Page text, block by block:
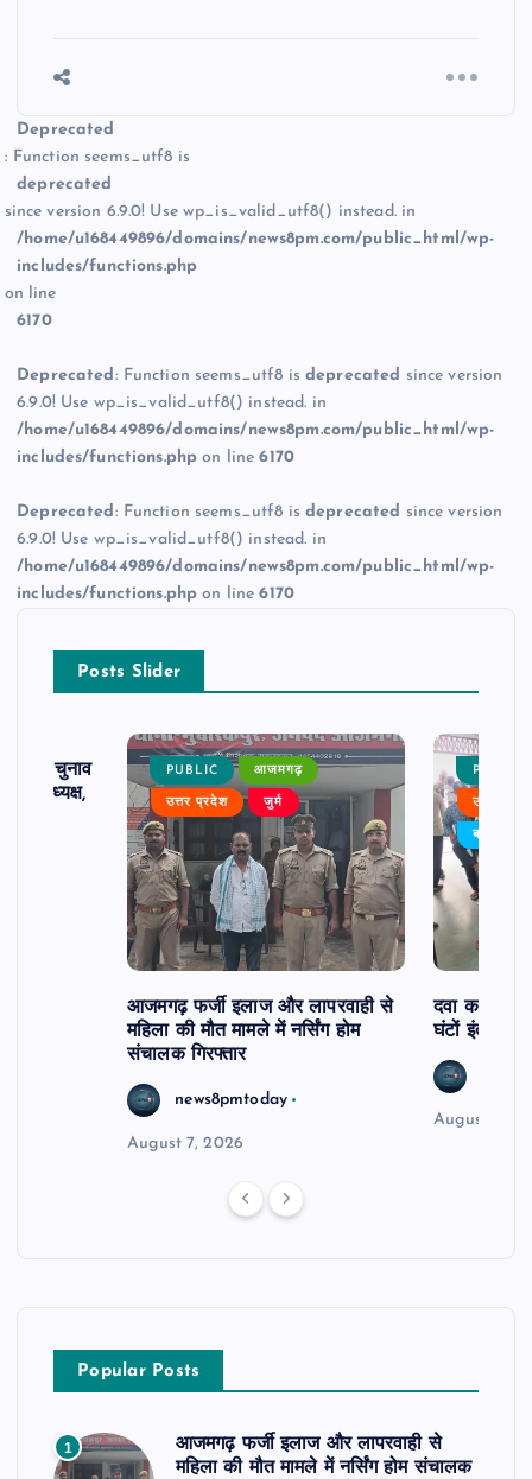
Deprecated
: Function seems_utf8 is
deprecated
since version 6.9.0! Use wp_is_valid_utf8() instead. in
/home/u168449896/domains/news8pm.com/public_html/wp-
includes/functions.php
on line
6170
Deprecated : Function seems_utf8 isdeprecated since version
6.9.0! Use wp_is_valid_utf8() instead. in
/home/u168449896/domains/news8pm.com/public_html/wp-
includes/functions.php on line6170
Deprecated : Function seems_utf8 isdeprecated since version
6.9.0! Use wp_is_valid_utf8() instead. in
/home/u168449896/domains/news8pm.com/public_html/wp-
includes/functions.php on line6170
Posts Slider
का चुनाव
बने अध्यक्ष,
PUBLIC आजमगढ़
उत्तर प्रदेश जुर्म
आजमगढ़ फर्जी इलाज और लापरवाही से
महिला की मौत मामले में नर्सिंग होम
संचालक गिरफ्तार
news8pmtoday
August 7, 2026
PUBLIC
उत्तर
बड़ी खबर
दवा कक्ष में
घंटों इंतजार
August 6,
Popular Posts
1
आजमगढ़ फर्जी इलाज और लापरवाही से
महिला की मौत मामले में नर्सिंग होम संचालक